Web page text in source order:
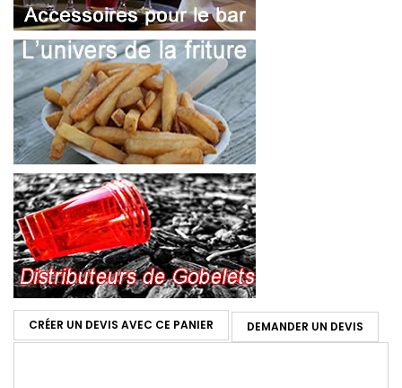
CRÉER UN DEVIS AVEC CE PANIER DEMANDER UN DEVIS